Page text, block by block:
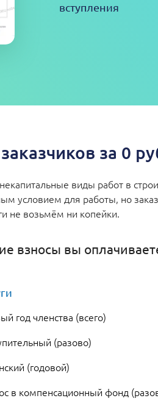
вступления
за 0
виды работ в
условием для работы, но
не возьмём ни копейки.
взносы вы
год членства (всего)
(разово)
(годовой)
в компенсационный фонд